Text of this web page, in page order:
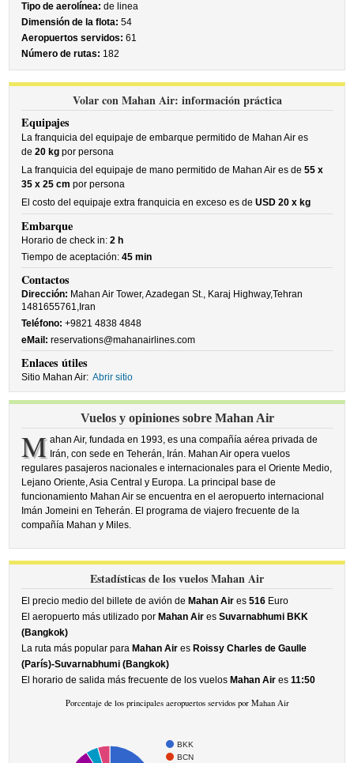
Tipo de aerolínea: de linea
Dimensión de la flota: 54
Aeropuertos servidos: 61
Número de rutas: 182
Volar con Mahan Air: información práctica
Equipajes
La franquicia del equipaje de embarque permitido de Mahan Air es
de20 kg por persona
La franquicia del equipaje de mano permitido de Mahan Air es de55 x
35 x 25 cm por persona
El costo del equipaje extra franquicia en exceso es deUSD 20 x kg
Embarque
Horario de check in:2 h
Tiempo de aceptación:45 min
Contactos
Dirección: Mahan Air Tower, Azadegan St., Karaj Highway,Tehran
1481655761,Iran
Teléfono: +9821 4838 4848
eMail: reservations@mahanairlines.com
Enlaces útiles
Sitio Mahan Air: Abrir sitio
Vuelos y opiniones sobre Mahan Air
M ahan Air, fundada en 1993, es una compañía aérea privada de
Irán, con sede en Teherán, Irán. Mahan Air opera vuelos
regulares pasajeros nacionales e internacionales para el Oriente Medio,
Lejano Oriente, Asia Central y Europa. La principal base de
funcionamiento Mahan Air se encuentra en el aeropuerto internacional
Imán Jomeini en Teherán. El programa de viajero frecuente de la
compañía Mahan y Miles.
Estadísticas de los vuelos Mahan Air
El precio medio del billete de avión de Mahan Air es516 Euro
El aeropuerto más utilizado por Mahan Air esSuvarnabhumi BKK
(Bangkok)
La ruta más popular para Mahan Air es Roissy Charles de Gaulle
(París)-Suvarnabhumi (Bangkok)
El horario de salida más frecuente de los vuelos Mahan Air es11:50
Porcentaje de los principales aeropuertos servidos por Mahan Air
BKK
BCN